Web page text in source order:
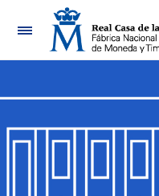
Navigation
Show/Hide